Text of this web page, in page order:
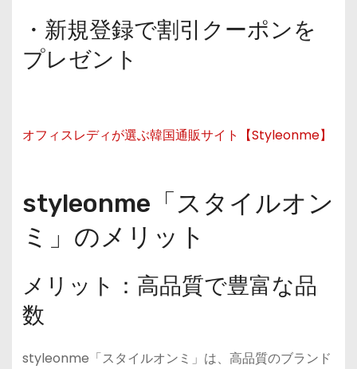
・新規登録で割引クーポンを
プレゼント
オフィスレディが選ぶ韓国通販サイト【Styleonme】
styleonme「スタイルオン
ミ」のメリット
メリット：高品質で豊富な品
数
styleonme「スタイルオンミ」は、高品質のブランド